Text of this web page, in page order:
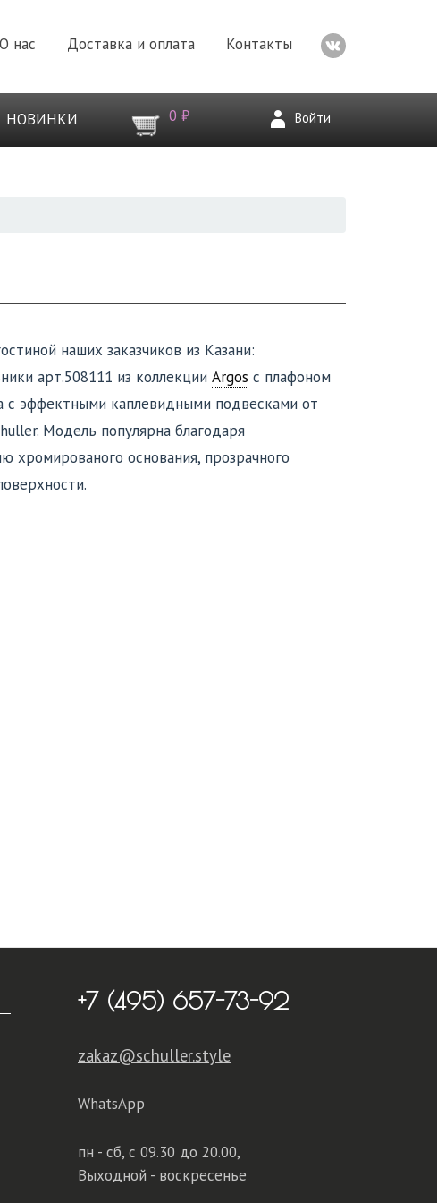
О нас Доставка и оплата Контакты
НОВИНКИ 0 ₽ Войти
наших заказчиков из Казани:
арт.508111 из коллекции Argos с плафоном
с эффектными каплевидными подвесками от
Модель популярна благодаря
хромированого основания, прозрачного
+7 (495) 657-73-92
zakaz@schuller.style
WhatsApp
пн - сб, с 09.30 до 20.00,
Выходной - воскресенье